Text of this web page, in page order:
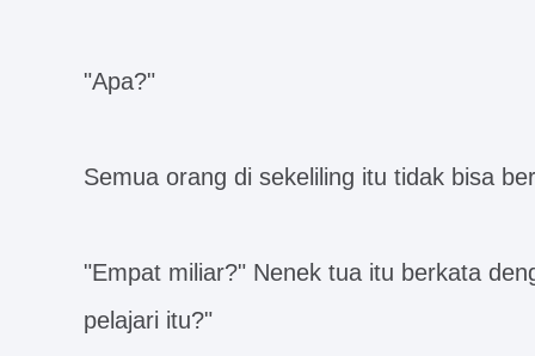
"Apa?"
Semua orang di sekeliling itu tidak bisa
"Empat miliar?" Nenek tua itu berkata
pelajari itu?"